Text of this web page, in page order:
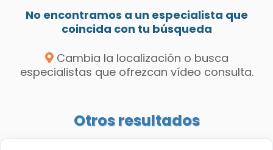
No encontramos a un especialista que
coincida con tu búsqueda
Cambia la localización o busca
especialistas que ofrezcan vídeo consulta.
Otros resultados